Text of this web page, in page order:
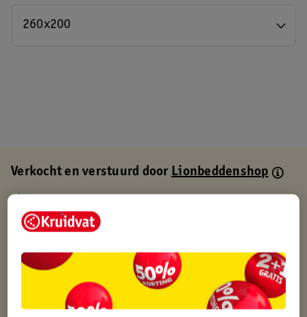
260x200
Verkocht en verstuurd doorLionbeddenshop
Gratis thuisbezorgd
Gratis retourneren via verkooppartner.
Gratis punten met je Kruidvat kaart